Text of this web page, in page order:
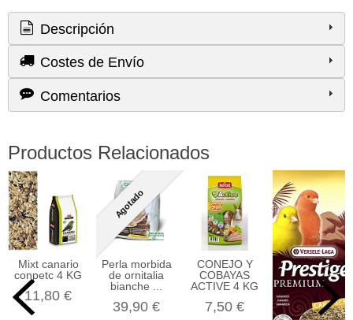
Descripción
Costes de Envío
Comentarios
Productos Relacionados
Mixt canario
conpetc 4 KG
11,80 €
Agotado
Perla morbida
de ornitalia
bianche ...
39,90 €
CONEJO Y
COBAYAS
ACTIVE 4 KG
7,50 €